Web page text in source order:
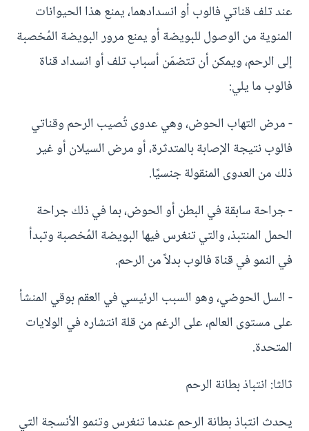
عند تلف قناتي فالوب أو انسدادهما، يمنع هذا الحيوانات
المنوية من الوصول للبويضة أو يمنع مرور البويضة المُخصبة
إلى الرحم، ويمكن أن تتضمّن أسباب تلف أو انسداد قناة
فالوب ما يلي:
- مرض التهاب الحوض، وهي عدوى تُصيب الرحم وقناتي
فالوب نتيجة الإصابة بالمتدثرة، أو مرض السيلان أو غير
ذلك من العدوى المنقولة جنسيًا.
- جراحة سابقة في البطن أو الحوض، بما في ذلك جراحة
الحمل المنتبذ، والتي تنغرس فيها البويضة المُخصبة وتبدأ
في النمو في قناة فالوب بدلاً من الرحم.
- السل الحوضي، وهو السبب الرئيسي في العقم بوقي المنشأ
على مستوى العالم، على الرغم من قلة انتشاره في الولايات
المتحدة.
ثالثا: انتباذ بطانة الرحم
يحدث انتباذ بطانة الرحم عندما تنغرس وتنمو الأنسجة التي